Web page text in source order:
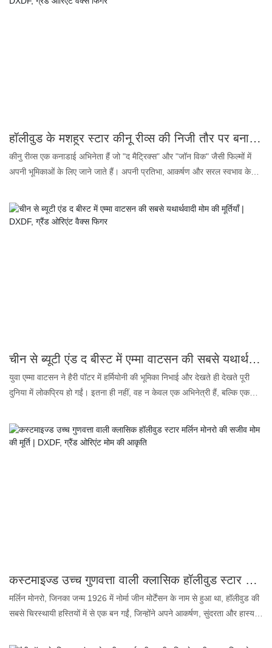
हॉलीवुड के मशहूर स्टार कीनू रीव्स की निजी तौर पर बनाई गई मोम की प्रतिमा | DXDF, ग्रैंड ओरिएंट वैक्स फिगर
कीनु रीव्स एक कनाडाई अभिनेता हैं जो "द मैट्रिक्स" और "जॉन विक" जैसी फिल्मों में
अपनी भूमिकाओं के लिए जाने जाते हैं। अपनी प्रतिभा, आकर्षण और सरल स्वभाव के
अपने काम के प्रति समर्पण के लिए सराहा गया है। वे परोपकार और दूसरों के प्रति
दयालुता के लिए भी जाने जाते हैं। कुल मिलाकर, कीनु रीव्स मनोरंजन जगत में एक बेहद
चीन से ब्यूटी एंड द बीस्ट में एम्मा वाटसन की सबसे यथार्थवादी मोम की मूर्तियाँ | DXDF, ग्रैंड ओरिएंट वैक्स फिगर
युवा एम्मा वाटसन ने हैरी पॉटर में हर्मियोनी की भूमिका निभाई और देखते ही देखते पूरी
दुनिया में लोकप्रिय हो गईं। इतना ही नहीं, वह न केवल एक अभिनेत्री हैं, बल्कि एक
प्रतिमा निर्माताओं से कैसे अलग करें? यह वाकई चर्चा का विषय है। एम्मा वाटसन फिल्म
"ब्यूटी एंड द बीस्ट" (2017) में बेले नाम के किरदार में हैं - वह एकमात्र इंसान लड़की है
कस्टमाइज्ड उच्च गुणवत्ता वाली क्लासिक हॉलीवुड स्टार मर्लिन मोनरो की सजीव मोम की मूर्ति | DXDF, ग्रैंड ओरिएंट मोम की आकृति
मर्लिन मोनरो, जिनका जन्म 1926 में नोर्मा जीन मोर्टेंसन के नाम से हुआ था, हॉलीवुड की
सबसे चिरस्थायी हस्तियों में से एक बन गईं, जिन्होंने अपने आकर्षण, सुंदरता और हास्य
सिंबल के रूप में मोनरो की भूमिका ने नारीत्व की नई परिभाषा दी। मोनरो की विरासत